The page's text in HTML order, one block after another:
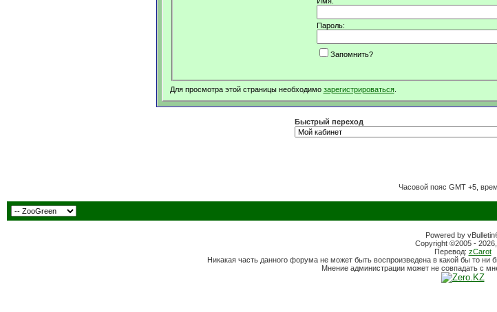
Пароль:
Запомнить?
Для просмотра этой страницы необходимо зарегистрироваться.
Быстрый переход
Часовой пояс GMT +5,
Powered by
Copyright ©2005 - 2026,
Перевод: zCarot
Никакая часть данного форума не может быть воспроизведена в какой бы то
Мнение администрации может не совпадать с